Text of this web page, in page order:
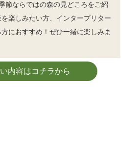
節ならではの森の見どころをご紹
楽しみたい方、インタープリター
におすすめ！ぜひ一緒に楽しみま
内容はコチラから